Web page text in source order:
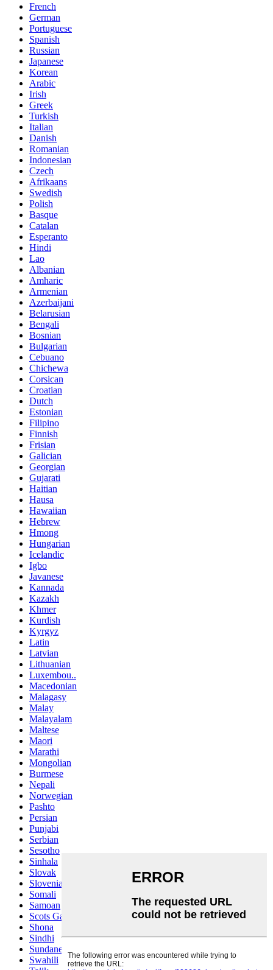
French
German
Portuguese
Spanish
Russian
Japanese
Korean
Arabic
Irish
Greek
Turkish
Italian
Danish
Romanian
Indonesian
Czech
Afrikaans
Swedish
Polish
Basque
Catalan
Esperanto
Hindi
Lao
Albanian
Amharic
Armenian
Azerbaijani
Belarusian
Bengali
Bosnian
Bulgarian
Cebuano
Chichewa
Corsican
Croatian
Dutch
Estonian
Filipino
Finnish
Frisian
Galician
Georgian
Gujarati
Haitian
Hausa
Hawaiian
Hebrew
Hmong
Hungarian
Icelandic
Igbo
Javanese
Kannada
Kazakh
Khmer
Kurdish
Kyrgyz
Latin
Latvian
Lithuanian
Luxembou..
Macedonian
Malagasy
Malay
Malayalam
Maltese
Maori
Marathi
Mongolian
Burmese
Nepali
Norwegian
Pashto
Persian
Punjabi
Serbian
Sesotho
Sinhala
Slovak
Slovenian
Somali
Samoan
Scots Gaelic
Shona
Sindhi
Sundanese
Swahili